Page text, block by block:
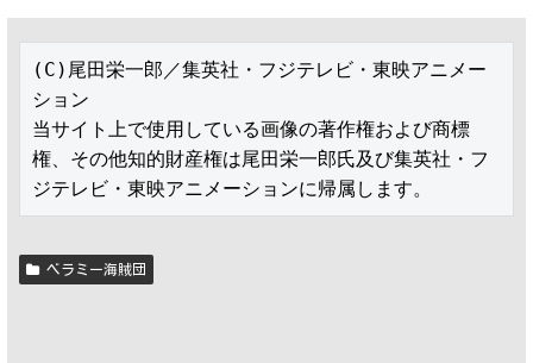
(C)尾田栄一郎／集英社・フジテレビ・東映アニメー
ション
当サイト上で使用している画像の著作権および商標
権、その他知的財産権は尾田栄一郎氏及び集英社・フ
ジテレビ・東映アニメーションに帰属します。
ベラミー海賊団